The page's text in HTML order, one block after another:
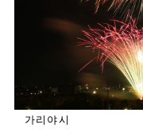
가리야시